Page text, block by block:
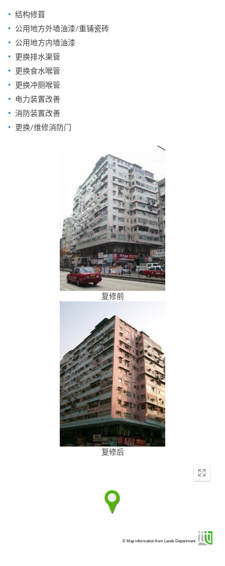
结构修葺
公用地方外墙油漆/重铺瓷砖
公用地方内墙油漆
更换排水渠管
更换食水喉管
更换冲厕喉管
电力装置改善
消防装置改善
更换/维修消防门
复修前
复修后
Enter
© Map information from Lands Department